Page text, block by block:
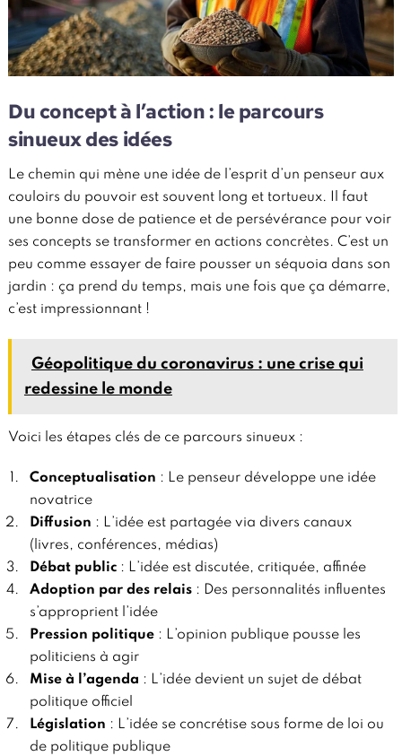
Du concept à l’action : le parcours
sinueux des idées
Le chemin qui mène une idée de l’esprit d’un penseur aux
couloirs du pouvoir est souvent long et tortueux. Il faut
une bonne dose de patience et de persévérance pour voir
ses concepts se transformer en actions concrètes. C’est un
peu comme essayer de faire pousser un séquoia dans son
jardin : ça prend du temps, mais une fois que ça démarre,
c’est impressionnant !
Géopolitique du coronavirus : une crise qui
redessine le monde
Voici les étapes clés de ce parcours sinueux :
Conceptualisation : Le penseur développe une idée
novatrice
Diffusion : L’idée est partagée via divers canaux
(livres, conférences, médias)
Débat public: L’idée est discutée, critiquée, affinée
Adoption par des relais: Des personnalités influentes
s’approprient l’idée
Pression politique: L’opinion publique pousse les
politiciens à agir
Mise à l’agenda : L’idée devient un sujet de débat
politique officiel
Législation : L’idée se concrétise sous forme de loi ou
de politique publique